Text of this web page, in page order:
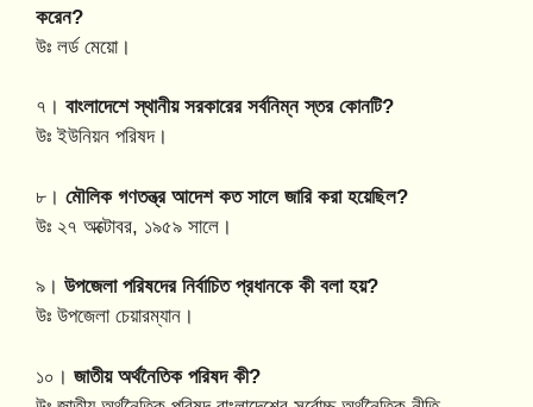
করেন?
উঃ লর্ড মেয়ো।
৭। বাংলাদেশে স্থানীয় সরকারের সর্বনিম্ন স্তর কোনটি?
উঃ ইউনিয়ন পরিষদ।
৮। মৌলিক গণতন্ত্র আদেশ কত সালে জারি করা হয়েছিল?
উঃ ২৭ অক্টোবর, ১৯৫৯ সালে।
৯। উপজেলা পরিষদের নির্বাচিত প্রধানকে কী বলা হয়?
উঃ উপজেলা চেয়ারম্যান।
১০। জাতীয় অর্থনৈতিক পরিষদ কী?